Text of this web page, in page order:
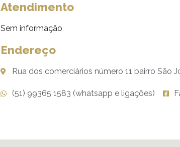
Atendimento
Sem informação
Endereço
Rua dos comerciários número 11 bairro São
(51) 99365 1583 (whatsapp e ligações)